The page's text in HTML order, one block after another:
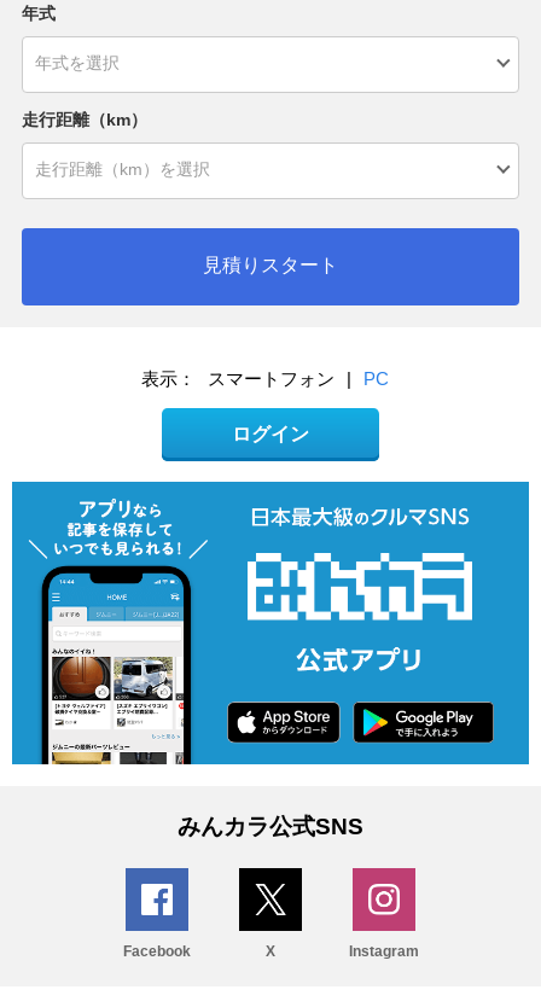
年式
走行距離（km）
見積りスタート
表示： スマートフォン | PC
ログイン
みんカラ公式SNS
Facebook X Instagram